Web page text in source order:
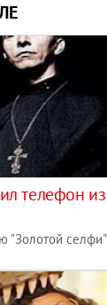
телефон
"Золотой селфи"